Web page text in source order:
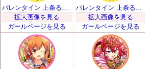
拡大画像を見る
ガールページを見る
拡大画像を見る
ガールページを見る